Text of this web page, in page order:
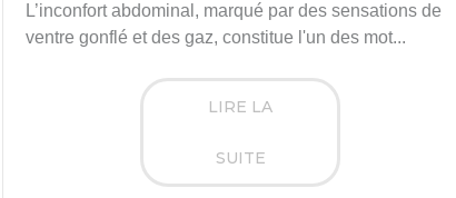
L’inconfort abdominal, marqué par des sensations de
ventre gonflé et des gaz, constitue l'un des mot...
LIRE LA
SUITE